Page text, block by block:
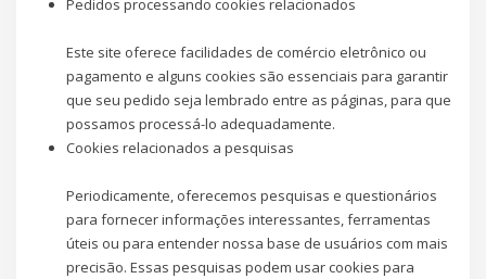
Este site oferece facilidades de comércio eletrônico ou
pagamento e alguns cookies são essenciais para garantir
que seu pedido seja lembrado entre as páginas, para que
possamos processá-lo adequadamente.
Cookies relacionados a pesquisas
Periodicamente, oferecemos pesquisas e questionários
para fornecer informações interessantes, ferramentas
úteis ou para entender nossa base de usuários com mais
precisão. Essas pesquisas podem usar cookies para